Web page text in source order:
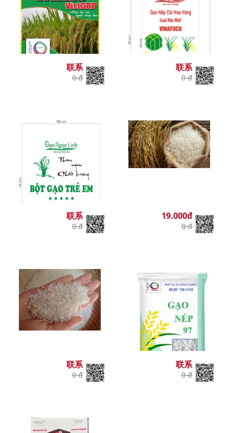
联系
0 đ
联系
0 đ
联系
0 đ
19.000đ
0 đ
联系
0 đ
联系
0 đ